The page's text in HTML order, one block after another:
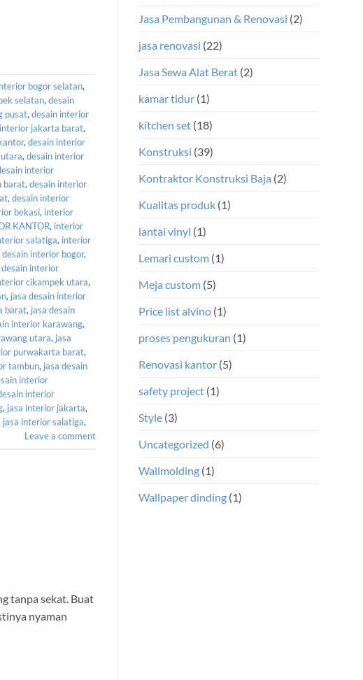
bogor selatan,
selatan, desain
pusat, desain interior
jakarta barat,
, desain interior
, desain interior
interior
barat, desain interior
, desain interior
bekasi, interior
KANTOR, interior
salatiga, interior
desain interior bogor,
desain interior
cikampek utara,
, jasa desain interior
barat, jasa desain
interior karawang,
utara, jasa
purwakarta barat,
tambun, jasa desain
interior
interior
, jasa interior jakarta,
jasa interior salatiga,
Leave a comment
tanpa sekat. Buat
nyaman
Jasa Pembangunan & Renovasi (2)
jasa renovasi (22)
Jasa Sewa Alat Berat (2)
kamar tidur (1)
kitchen set (18)
Konstruksi (39)
Kontraktor Konstruksi Baja (2)
Kualitas produk (1)
lantai vinyl (1)
Lemari custom (1)
Meja custom (5)
Price list alvino (1)
proses pengukuran (1)
Renovasi kantor (5)
safety project (1)
Style (3)
Uncategorized (6)
Wallmolding (1)
Wallpaper dinding (1)